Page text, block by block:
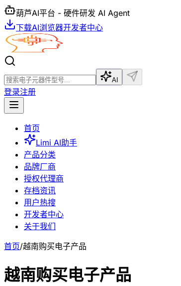
葫芦AI平台 - 硬件研发 AI Agent
下载AI浏览器开发者中心
AI
登录注册
首页
Limi AI助手
产品分类
品牌厂商
授权代理商
存档资讯
用户热搜
开发者中心
关于我们
首页/越南购买电子产品
越南购买电子产品